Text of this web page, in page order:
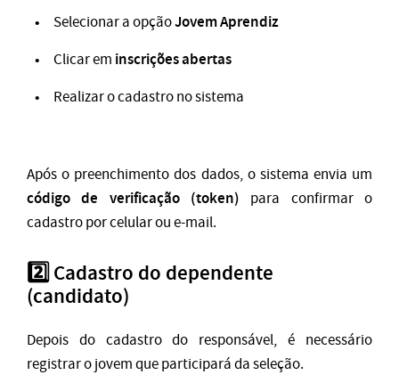
Selecionar a opçãoJovem Aprendiz
Clicar em inscrições abertas
Realizar o cadastro no sistema
Após o preenchimento dos dados, o sistema envia um
código de verificação (token) para confirmar o
cadastro por celular ou e-mail.
2️⃣ Cadastro do dependente
(candidato)
Depois do cadastro do responsável, é necessário
registrar o jovem que participará da seleção.